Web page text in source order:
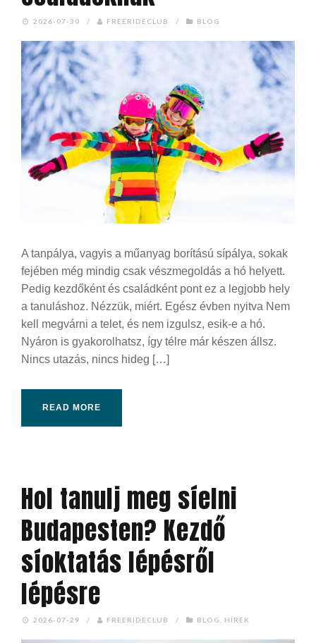
2026-07-30 / FREERIDECLUB / BLOG
A tanpálya, vagyis a műanyag borítású sípálya, sokak
fejében még mindig csak vészmegoldás a hó helyett.
Pedig kezdőként és családként pont ez a legjobb hely
a tanuláshoz. Nézzük, miért. Egész évben nyitva Nem
kell megvárni a telet, és nem izgulsz, esik-e a hó.
Nyáron is gyakorolhatsz, így télre már készen állsz.
Nincs utazás, nincs hideg […]
READ MORE
Hol tanulj meg síelni
Budapesten? Kezdő
síoktatás lépésről
lépésre
2026-07-29 / FREERIDECLUB / BLOG HÍREK